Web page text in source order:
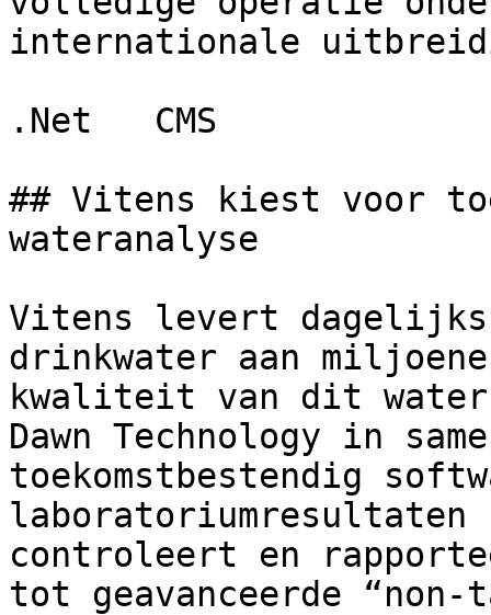
internationale
.Net   CMS
## Vitens kiest voor
wateranalyse
Vitens levert
drinkwater aan
kwaliteit van dit water
Dawn Technology in
toekomstbestendig
laboratoriumresultaten
controleert en
tot geavanceerde